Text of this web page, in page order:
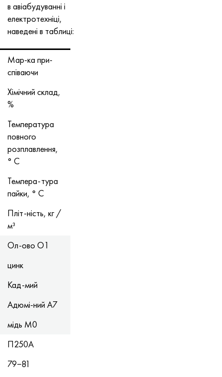
в авіабудуванні і
електротехніці,
наведені в таблиці:
Мар-ка при-
співаючи
Хімічний склад,
%
Температура
повного
розплавлення,
° С
Темпера-тура
пайки, ° С
Пліт-ність, кг /
м³
Ол-ово О1
цинк
Кад-мий
Адюмі-ний А7
мідь М0
П250А
79−81